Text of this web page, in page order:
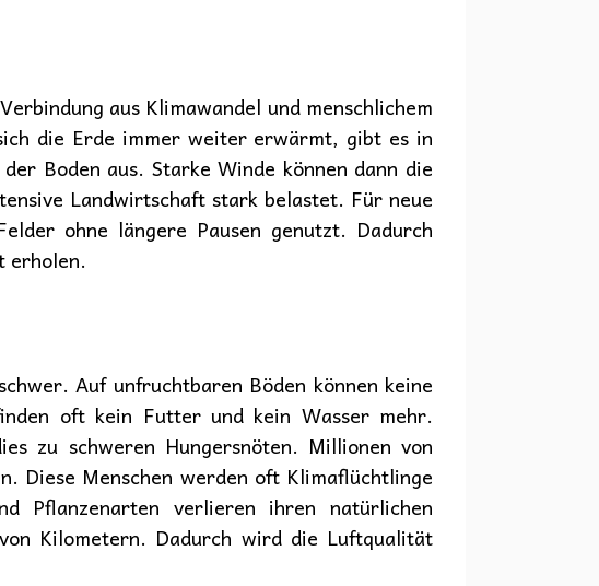
aus Klimawandel und menschlichem
die Erde immer weiter erwärmt, gibt es in
Boden aus. Starke Winde können dann die
Landwirtschaft stark belastet. Für neue
ohne längere Pausen genutzt. Dadurch
erholen.
Auf unfruchtbaren Böden können keine
oft kein Futter und kein Wasser mehr.
zu schweren Hungersnöten. Millionen von
Diese Menschen werden oft Klimaflüchtlinge
Pflanzenarten verlieren ihren natürlichen
Kilometern. Dadurch wird die Luftqualität